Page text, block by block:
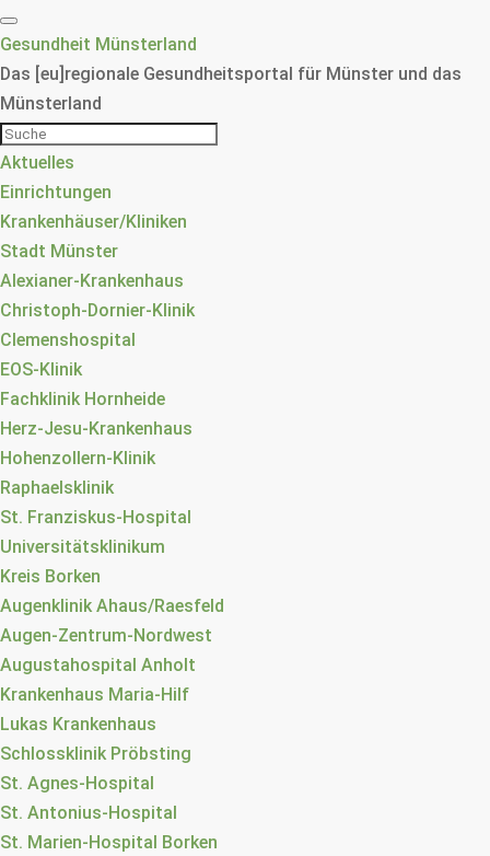
Gesundheit Münsterland
Das [eu]regionale Gesundheitsportal für Münster und das
Münsterland
Aktuelles
Einrichtungen
Krankenhäuser/Kliniken
Stadt Münster
Alexianer-Krankenhaus
Christoph-Dornier-Klinik
Clemenshospital
EOS-Klinik
Fachklinik Hornheide
Herz-Jesu-Krankenhaus
Hohenzollern-Klinik
Raphaelsklinik
St. Franziskus-Hospital
Universitätsklinikum
Kreis Borken
Augenklinik Ahaus/Raesfeld
Augen-Zentrum-Nordwest
Augustahospital Anholt
Krankenhaus Maria-Hilf
Lukas Krankenhaus
Schlossklinik Pröbsting
St. Agnes-Hospital
St. Antonius-Hospital
St. Marien-Hospital Borken